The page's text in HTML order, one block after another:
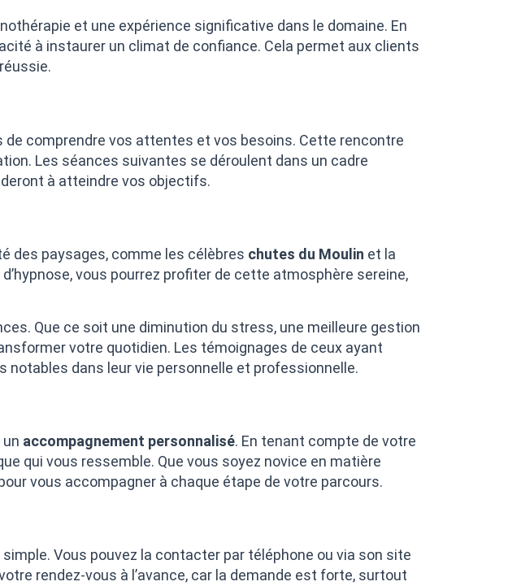
et une expérience significative dans le domaine. En
à instaurer un climat de confiance. Cela permet aux clients
comprendre vos attentes et vos besoins. Cette rencontre
Les séances suivantes se déroulent dans un cadre
à atteindre vos objectifs.
des paysages, comme les célèbres chutes du Moulin et la
vous pourrez profiter de cette atmosphère sereine,
Que ce soit une diminution du stress, une meilleure gestion
votre quotidien. Les témoignages de ceux ayant
dans leur vie personnelle et professionnelle.
accompagnement personnalisé. En tenant compte de votre
qui vous ressemble. Que vous soyez novice en matière
vous accompagner à chaque étape de votre parcours.
Vous pouvez la contacter par téléphone ou via son site
rendez-vous à l’avance, car la demande est forte, surtout